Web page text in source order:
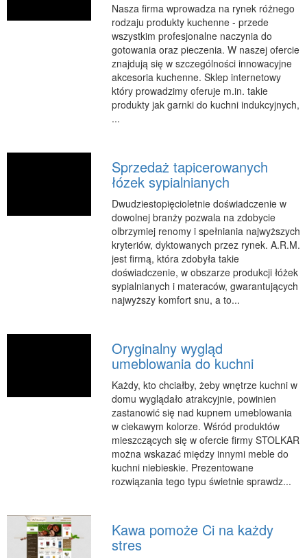
Agencje Reklamowe
Materiały Reklamowe
Imprezy Integracyjne
Restauracje, Catering
Adwokaci, Porady Prawne
Sprzątanie, Porządkowanie
WAKACJE
Wypoczynek
Dietetyka, Odchudzanie
Sprzęt Medyczny
APLIKACJE
Nasza firma wprowadza na rynek różnego
rodzaju produkty kuchenne - przede
wszystkim profesjonalne naczynia do
gotowania oraz pieczenia. W naszej ofercie
znajdują się w szczególności innowacyjne
akcesoria kuchenne. Sklep internetowy
który prowadzimy oferuje m.in. takie
produkty jak garnki do kuchni indukcyjnych,
...
Sprzedaż tapicerowanych
łózek sypialnianych
Dwudziestopięcioletnie doświadczenie w
dowolnej branży pozwala na zdobycie
olbrzymiej renomy i spełniania najwyższych
kryteriów, dyktowanych przez rynek. A.R.M.
jest firmą, która zdobyła takie
doświadczenie, w obszarze produkcji łóżek
sypialnianych i materaców, gwarantujących
najwyższy komfort snu, a to...
Oryginalny wygląd
umeblowania do kuchni
Każdy, kto chciałby, żeby wnętrze kuchni w
domu wyglądało atrakcyjnie, powinien
zastanowić się nad kupnem umeblowania
w ciekawym kolorze. Wśród produktów
mieszczących się w ofercie firmy STOLKAR
można wskazać między innymi meble do
kuchni niebieskie. Prezentowane
rozwiązania tego typu świetnie sprawdz...
Kawa pomoże Ci na każdy
stres